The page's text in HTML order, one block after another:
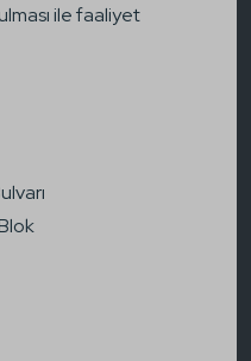
ile faaliyet